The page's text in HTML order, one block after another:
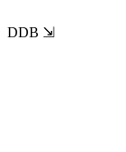
DDB ⇲